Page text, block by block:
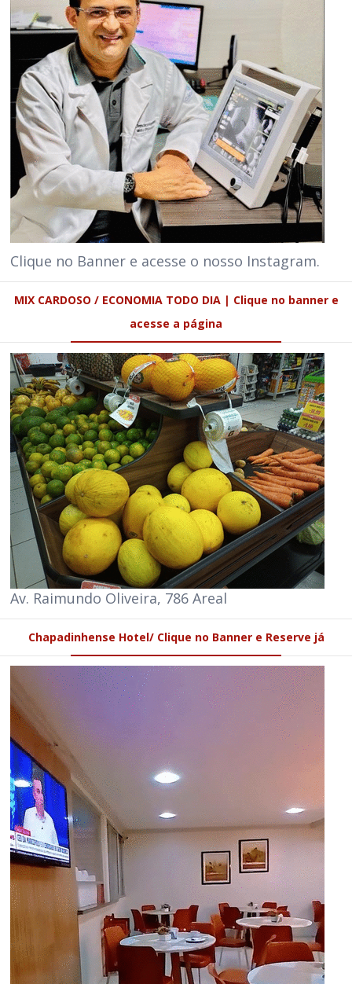
Clique no Banner e acesse o nosso Instagram.
MIX CARDOSO / ECONOMIA TODO DIA | Clique no banner e
acesse a página
Av. Raimundo Oliveira, 786 Areal
Chapadinhense Hotel/ Clique no Banner e Reserve já